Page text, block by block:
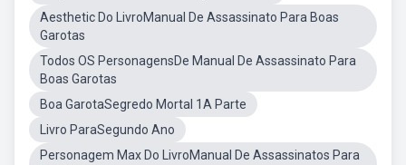
Aesthetic Do LivroManual De Assassinato Para Boas
Garotas
Todos OS PersonagensDe Manual De Assassinato Para
Boas Garotas
Boa GarotaSegredo Mortal 1A Parte
Livro ParaSegundo Ano
Personagem Max Do LivroManual De Assassinatos Para